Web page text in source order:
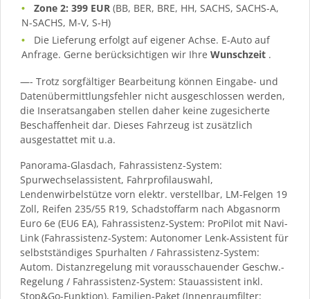
Zone 2: 399 EUR (BB, BER, BRE, HH, SACHS, SACHS-A,
N-SACHS, M-V, S-H)
Die Lieferung erfolgt auf eigener Achse. E-Auto auf
Anfrage. Gerne berücksichtigen wir Ihre Wunschzeit .
—- Trotz sorgfältiger Bearbeitung können Eingabe- und
Datenübermittlungsfehler nicht ausgeschlossen werden,
die Inseratsangaben stellen daher keine zugesicherte
Beschaffenheit dar. Dieses Fahrzeug ist zusätzlich
ausgestattet mit u.a.
Panorama-Glasdach, Fahrassistenz-System:
Spurwechselassistent, Fahrprofilauswahl,
Lendenwirbelstütze vorn elektr. verstellbar, LM-Felgen 19
Zoll, Reifen 235/55 R19, Schadstoffarm nach Abgasnorm
Euro 6e (EU6 EA), Fahrassistenz-System: ProPilot mit Navi-
Link (Fahrassistenz-System: Autonomer Lenk-Assistent für
selbstständiges Spurhalten / Fahrassistenz-System:
Autom. Distanzregelung mit vorausschauender Geschw.-
Regelung / Fahrassistenz-System: Stauassistent inkl.
Stop&Go-Funktion), Familien-Paket (Innenraumfilter: